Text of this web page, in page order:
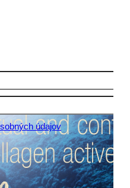
údajov